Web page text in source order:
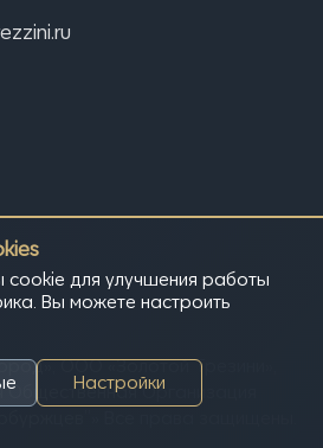
для улучшения работы
Вы можете настроить
Настройки
OOO «Золотой Трезини»,
Общественная Организация
Все права защищены.